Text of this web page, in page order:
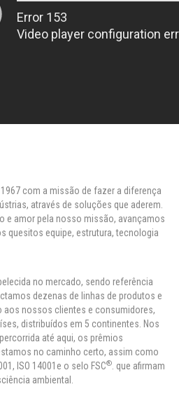
com a missão de fazer a diferença
através de soluções que aderem.
e amor pela nosso missão, avançamos
quesitos equipe, estrutura, tecnologia
no mercado, sendo referência
dezenas de linhas de produtos e
aos nossos clientes e consumidores,
distribuídos em 5 continentes. Nos
até aqui, os prêmios
no caminho certo, assim como
ISO 14001e o selo FSC® . que afirmam
ambiental.